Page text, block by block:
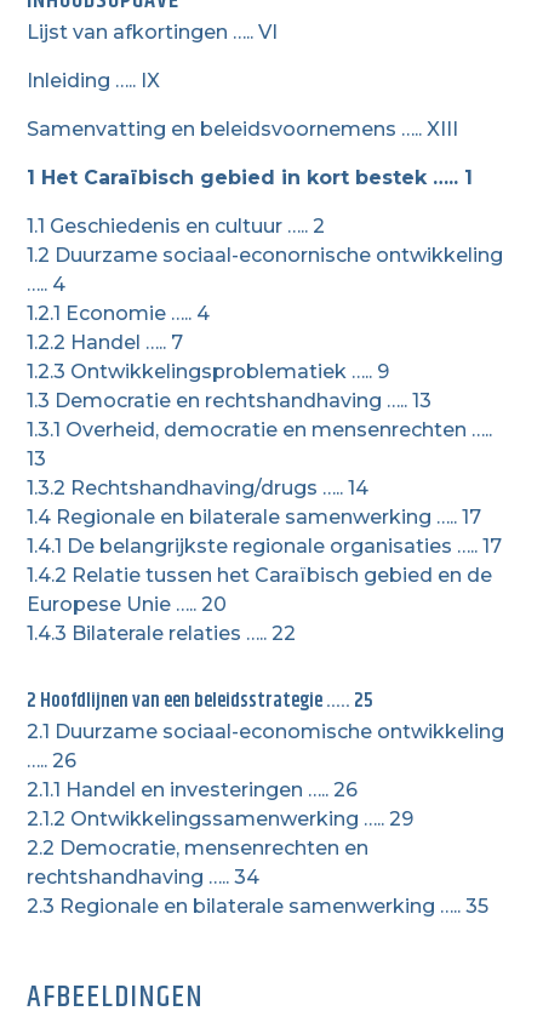
Lijst van afkortingen ….. VI
Inleiding ….. IX
Samenvatting en beleidsvoornemens ….. XIII
1 Het Caraïbisch gebied in kort bestek ….. 1
1.1 Geschiedenis en cultuur ….. 2
1.2 Duurzame sociaal-econornische ontwikkeling
….. 4
1.2.1 Economie ….. 4
1.2.2 Handel ….. 7
1.2.3 Ontwikkelingsproblematiek ….. 9
1.3 Democratie en rechtshandhaving ….. 13
1.3.1 Overheid, democratie en mensenrechten …..
13
1.3.2 Rechtshandhaving/drugs ….. 14
1.4 Regionale en bilaterale samenwerking ….. 17
1.4.1 De belangrijkste regionale organisaties ….. 17
1.4.2 Relatie tussen het Caraïbisch gebied en de
Europese Unie ….. 20
1.4.3 Bilaterale relaties ….. 22
2 Hoofdlijnen van een beleidsstrategie ….. 25
2.1 Duurzame sociaal-economische ontwikkeling
….. 26
2.1.1 Handel en investeringen ….. 26
2.1.2 Ontwikkelingssamenwerking ….. 29
2.2 Democratie, mensenrechten en
rechtshandhaving ….. 34
2.3 Regionale en bilaterale samenwerking ….. 35
AFBEELDINGEN